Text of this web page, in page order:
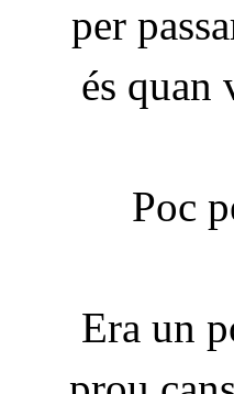
per
és quan
Poc
Era un